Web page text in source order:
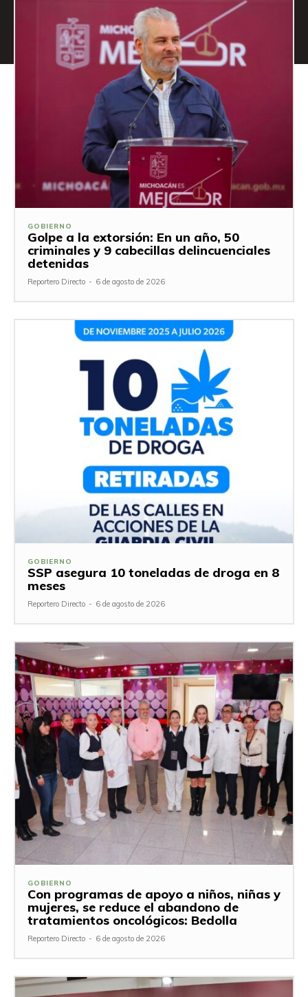
GOBIERNO
Golpe a la extorsión: En un año, 50
criminales y 9 cabecillas delincuenciales
detenidas
Reportero Directo - 6 de agosto de 2026
GOBIERNO
SSP asegura 10 toneladas de droga en 8
meses
Reportero Directo - 6 de agosto de 2026
GOBIERNO
Con programas de apoyo a niños, niñas y
mujeres, se reduce el abandono de
tratamientos oncológicos: Bedolla
Reportero Directo - 6 de agosto de 2026